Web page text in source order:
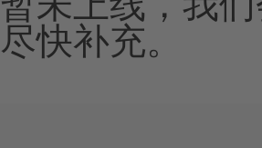
尽快补充。